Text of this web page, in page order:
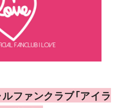
ファンクラブ「アイラ